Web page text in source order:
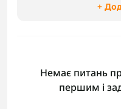
+
Немає питань
першим і